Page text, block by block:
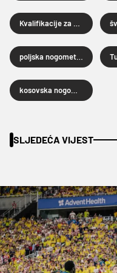
SLJEDEĆA VIJEST